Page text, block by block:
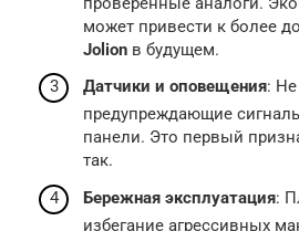
может привести к более
Jolion в будущем.
Датчики и оповещения: Не
предупреждающие
панели. Это первый
так.
Бережная эксплуатация:
избегание агрессивных